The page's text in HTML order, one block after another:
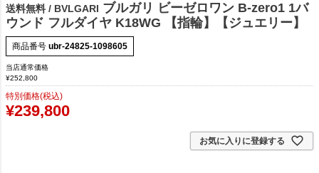
送料無料 / BVLGARI ブルガリ ビーゼロワン B-zero1 1バ
ウンド フルダイヤ K18WG 【指輪】【ジュエリー】
商品番号 ubr-24825-1098605
当店通常価格
¥252,800
特別価格(税込)
¥239,800
お気に入りに登録する